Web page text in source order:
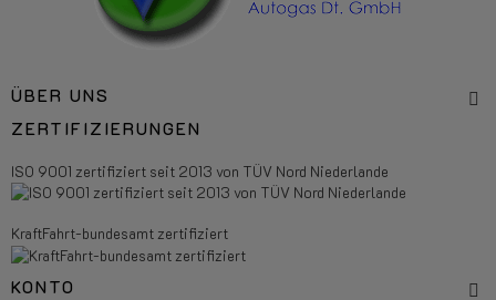
ÜBER UNS
ZERTIFIZIERUNGEN
ISO 9001 zertifiziert seit 2013 von TÜV Nord Niederlande
KraftFahrt-bundesamt zertifiziert
KONTO